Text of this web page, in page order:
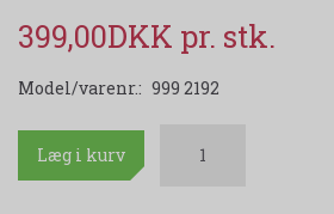
399,00DKK
Model/varenr.: 999 2192
Læg i kurv